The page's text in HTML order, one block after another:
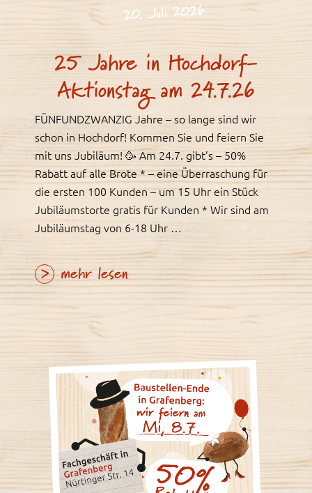
20. Juli 2026
25 Jahre in Hochdorf-
Aktionstag am 24.7.26
FÜNFUNDZWANZIG Jahre – so lange sind wir
schon in Hochdorf! Kommen Sie und feiern Sie
mit uns Jubiläum! 🥳 Am 24.7. gibt’s – 50%
Rabatt auf alle Brote * – eine Überraschung für
die ersten 100 Kunden – um 15 Uhr ein Stück
Jubiläumstorte gratis für Kunden * Wir sind am
Jubiläumstag von 6-18 Uhr …
mehr lesen